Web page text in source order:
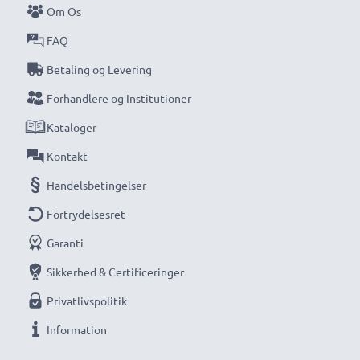
Om Os
FAQ
Betaling og Levering
Forhandlere og Institutioner
Kataloger
Kontakt
Handelsbetingelser
Fortrydelsesret
Garanti
Sikkerhed & Certificeringer
Privatlivspolitik
Information